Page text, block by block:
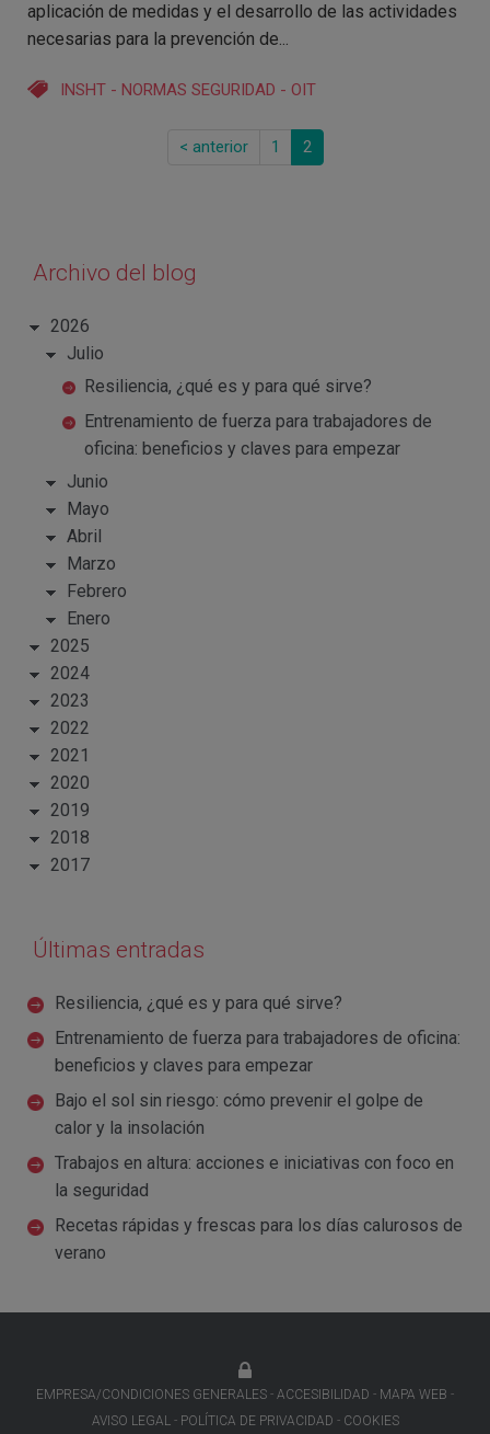
aplicación de medidas y el desarrollo de las actividades
necesarias para la prevención de...
INSHT - NORMAS SEGURIDAD - OIT
< anterior 1 2
Archivo del blog
2026
Julio
Resiliencia, ¿qué es y para qué sirve?
Entrenamiento de fuerza para trabajadores de
oficina: beneficios y claves para empezar
Junio
Mayo
Abril
Marzo
Febrero
Enero
2025
2024
2023
2022
2021
2020
2019
2018
2017
Últimas entradas
Resiliencia, ¿qué es y para qué sirve?
Entrenamiento de fuerza para trabajadores de oficina:
beneficios y claves para empezar
Bajo el sol sin riesgo: cómo prevenir el golpe de
calor y la insolación
Trabajos en altura: acciones e iniciativas con foco en
la seguridad
Recetas rápidas y frescas para los días calurosos de
verano
EMPRESA/CONDICIONES GENERALES ACCESIBILIDAD
MAPA WEB
AVISO LEGAL
POLÍTICA DE PRIVACIDAD COOKIES